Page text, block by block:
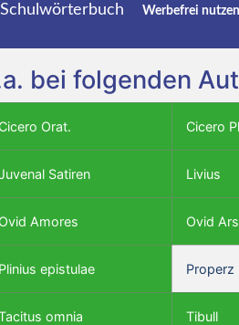
Schulwörterbuch Werbefrei
bei folgenden
Cicero Orat. Cicero
Satiren Livius
Ovid Amores Ovid
Plinius epistulae Properz
omnia Tibull